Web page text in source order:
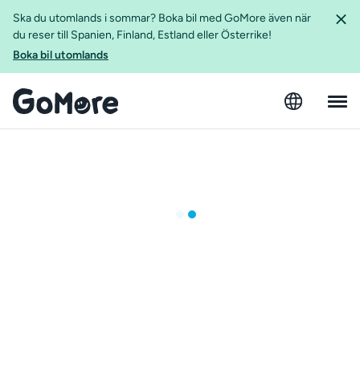
Ska du utomlands i sommar? Boka bil med GoMore även när
du reser till Spanien, Finland, Estland eller Österrike!
Boka bil utomlands